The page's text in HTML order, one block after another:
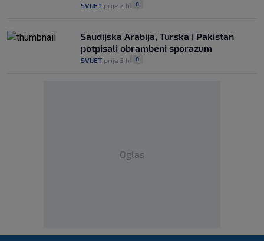
SVIJET prije 2 h 0
Saudijska Arabija, Turska i Pakistan
potpisali obrambeni sporazum
SVIJET prije 3 h 0
Oglas